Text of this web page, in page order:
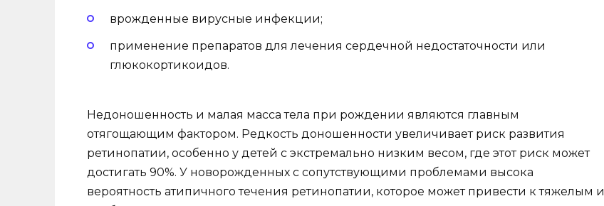
врожденные вирусные инфекции;
применение препаратов для лечения сердечной недостаточности или
глюкокортикоидов.
Недоношенность и малая масса тела при рождении являются главным
отягощающим фактором. Редкость доношенности увеличивает риск развития
ретинопатии, особенно у детей с экстремально низким весом, где этот риск может
достигать 90%. У новорожденных с сопутствующими проблемами высока
вероятность атипичного течения ретинопатии, которое может привести к тяжелым и